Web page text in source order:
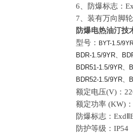
6、防爆标志：
7、装有万向脚
防爆电热油汀技
型号： BYT-1.5/
BDR-1.5/9YR、
BDR51-1.5/9YR、
BDR52-1.5/9YR、
额定电压(V)：
额定功率 (KW)
防爆标志：
防护等级：IP54